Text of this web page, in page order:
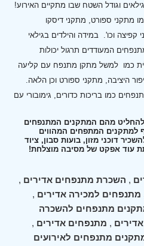
וגודל השטח שבו מתקיים האירוע!
מתקני ספורט, מתקני דיסקו
וכו'. במידה והילדים בגילאי
המעודדים תרגול יכולות
כמו למשל מתקן מתנפח עם קליעה
היציבה, מתקני ספורט וכן הלאה.
כמו בריכות כדורים, גימובורי עם
להחליט מהם המתקנים המתנפחים
למתקנים המתפחים המהווים
דוכני מזון, בועות סבון, ציוד
עוד אפקט של מסיבה מוצלחת!
, השכרת מתנפחים אדירים ,
מתנפחים למכירה אדירים ,
מתנפחים להשכרה
, מתנפחים אדירים ,
מתנפחים לאירועים